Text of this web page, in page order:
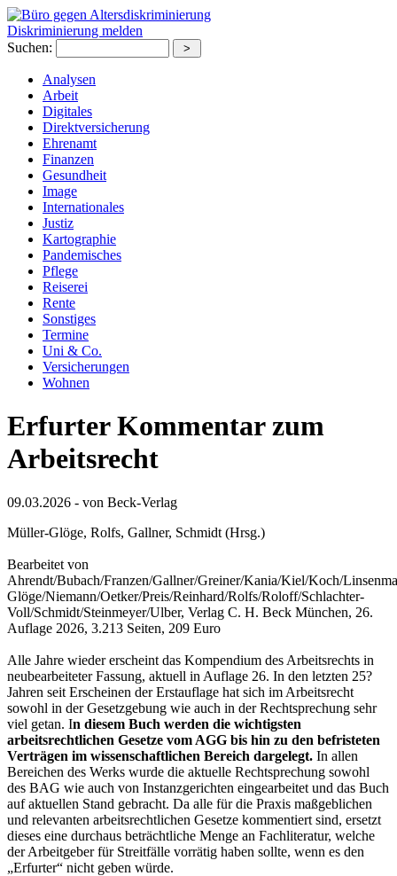
Diskriminierung melden
Suchen:
Analysen
Arbeit
Digitales
Direktversicherung
Ehrenamt
Finanzen
Gesundheit
Image
Internationales
Justiz
Kartographie
Pandemisches
Pflege
Reiserei
Rente
Sonstiges
Termine
Uni & Co.
Versicherungen
Wohnen
Erfurter Kommentar zum
Arbeitsrecht
09.03.2026 - von Beck-Verlag
Müller-Glöge, Rolfs, Gallner, Schmidt (Hrsg.)
Bearbeitet von
Ahrendt/Bubach/Franzen/Gallner/Greiner/Kania/Kiel/Koch/
Glöge/Niemann/Oetker/Preis/Reinhard/Rolfs/Roloff/Schlachter-
Voll/Schmidt/Steinmeyer/Ulber, Verlag C. H. Beck München, 26.
Auflage 2026, 3.213 Seiten, 209 Euro
Alle Jahre wieder erscheint das Kompendium des Arbeitsrechts in
neubearbeiteter Fassung, aktuell in Auflage 26. In den letzten 25?
Jahren seit Erscheinen der Erstauflage hat sich im Arbeitsrecht
sowohl in der Gesetzgebung wie auch in der Rechtsprechung sehr
viel getan. In diesem Buch werden die wichtigsten
arbeitsrechtlichen Gesetze vom AGG bis hin zu den befristeten
Verträgen im wissenschaftlichen Bereich dargelegt. In allen
Bereichen des Werks wurde die aktuelle Rechtsprechung sowohl
des BAG wie auch von Instanzgerichten eingearbeitet und das Buch
auf aktuellen Stand gebracht. Da alle für die Praxis maßgeblichen
und relevanten arbeitsrechtlichen Gesetze kommentiert sind, ersetzt
dieses eine durchaus beträchtliche Menge an Fachliteratur, welche
der Arbeitgeber für Streitfälle vorrätig haben sollte, wenn es den
„Erfurter“ nicht geben würde.